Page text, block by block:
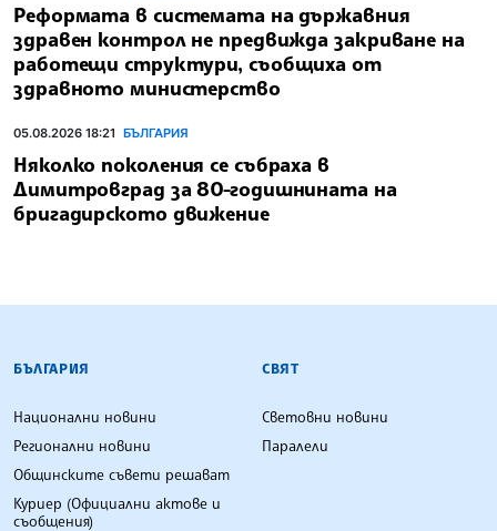
Реформата в системата на държавния
здравен контрол не предвижда закриване на
работещи структури, съобщиха от
здравното министерство
05.08.2026 18:21 БЪЛГАРИЯ
Няколко поколения се събраха в
Димитровград за 80-годишнината на
бригадирското движение
БЪЛГАРСКА ТЕЛЕГРАФНА АГЕНЦИЯ
БЪЛГАРИЯ
Национални новини
Регионални новини
Общинските съвети решават
Куриер (Официални актове и
съобщения)
СВЯТ
Световни новини
Паралели